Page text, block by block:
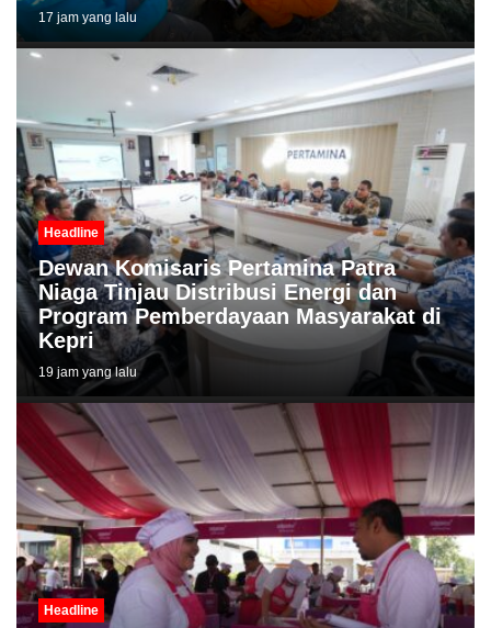
17 jam yang lalu
Headline
Dewan Komisaris Pertamina Patra
Niaga Tinjau Distribusi Energi dan
Program Pemberdayaan Masyarakat di
Kepri
19 jam yang lalu
Headline